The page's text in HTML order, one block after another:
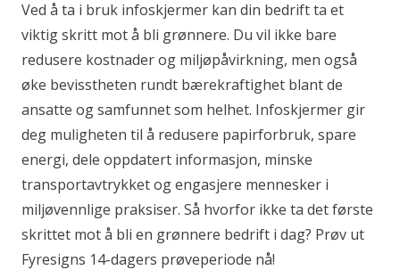
Ved å ta i bruk infoskjermer kan din bedrift ta et
viktig skritt mot å bli grønnere. Du vil ikke bare
redusere kostnader og miljøpåvirkning, men også
øke bevisstheten rundt bærekraftighet blant de
ansatte og samfunnet som helhet. Infoskjermer gir
deg muligheten til å redusere papirforbruk, spare
energi, dele oppdatert informasjon, minske
transportavtrykket og engasjere mennesker i
miljøvennlige praksiser. Så hvorfor ikke ta det første
skrittet mot å bli en grønnere bedrift i dag? Prøv ut
Fyresigns 14-dagers prøveperiode nå!